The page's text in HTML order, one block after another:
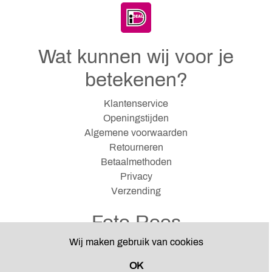
Wij maken gebruik van cookies
OK
Wat kunnen wij voor je
betekenen?
Klantenservice
Openingstijden
Algemene voorwaarden
Retourneren
Betaalmethoden
Privacy
Verzending
Foto Roos
Hazenkampseweg 12
6531 NJ Nijmegen